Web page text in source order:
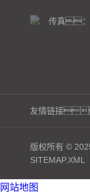
传真：
友情链接
版权所有 ©
SITEMAP.XML
网站地图